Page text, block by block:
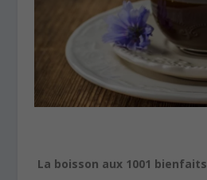
La boisson aux 1001 bienfaits